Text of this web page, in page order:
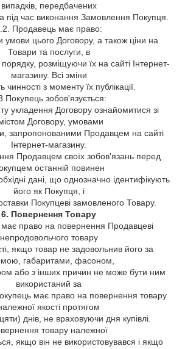
випадків, передбачених
під час виконання Замовлення Покупця.
Продавець має право:
умови цього Договору, а також ціни на
Товари та послуги, в
розміщуючи їх на сайті Інтернет-
магазину. Всі зміни
чинності з моменту їх публікації.
Покупець зобов'язується:
укладення Договору ознайомитися зі
Договору, умовами
запропонованими Продавцем на сайті
Інтернет-магазину.
Продавцем своїх зобов'язань перед
останній повинен
дані, що однозначно ідентифікують
його як Покупця, і
Покупцеві замовленого Товару.
6. Повернення Товару
право на повернення Продавцеві
непродовольчого товару
якщо товар не задовольнив його за
габаритами, фасоном,
або з інших причин не може бути ним
використаний за
має право на повернення товару
якості протягом
днів, не враховуючи дня купівлі.
товару належної
якщо він не використовувався і якщо